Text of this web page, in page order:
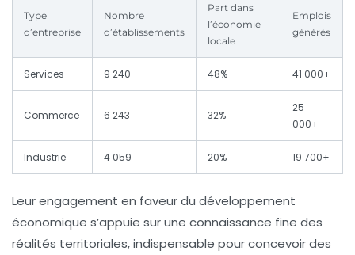
Type
d’entreprise
Nombre
d’établissements
Part dans
l’économie
locale
Emplois
générés
Services 9 240 48% 41 000+
Commerce 6 243 32%
25
000+
Industrie 4 059 20% 19 700+
Leur engagement en faveur du développement
économique s’appuie sur une connaissance fine des
réalités territoriales, indispensable pour concevoir des